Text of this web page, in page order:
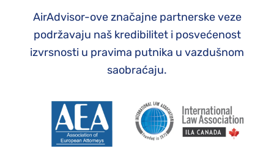
AirAdvisor-ove značajne partnerske veze
podržavaju naš kredibilitet i posvećenost
izvrsnosti u pravima putnika u vazdušnom
saobraćaju.